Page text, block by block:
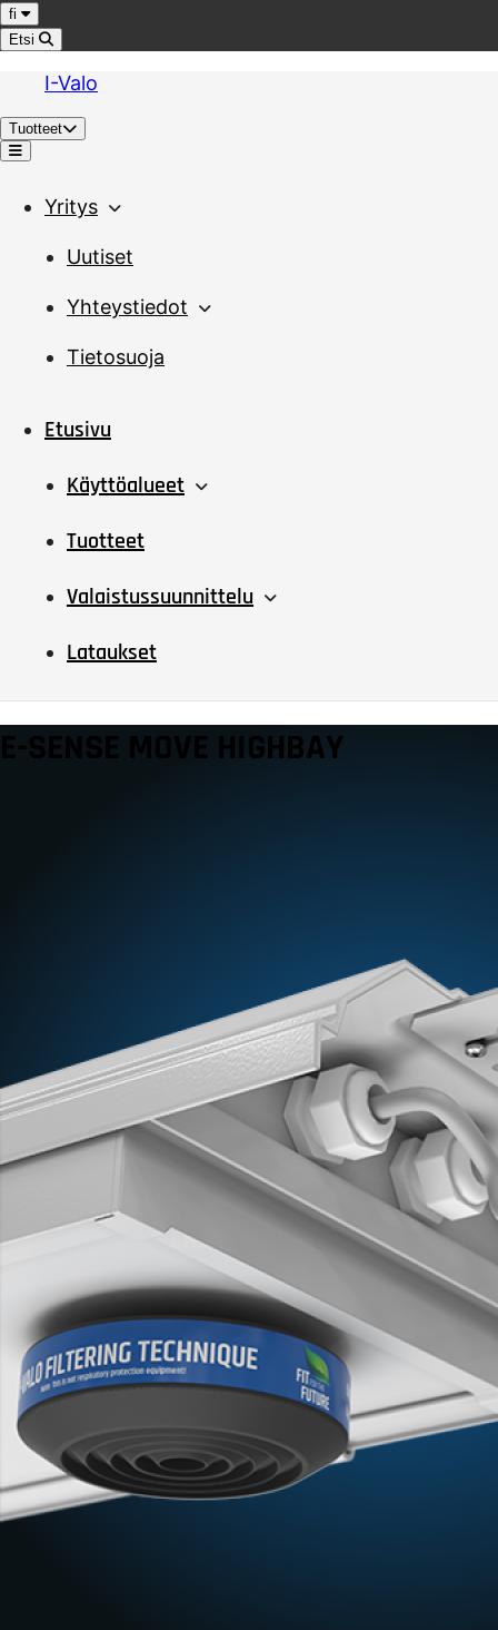
Hyppää sisältöön
Kieli
fi
Etsi
I-Valo
Tuotteet
Valikko
Yritys
Uutiset
Yhteystiedot
Tietosuoja
Etusivu
Käyttöalueet
Tuotteet
Valaistussuunnittelu
Lataukset
E-SENSE MOVE HIGHBAY